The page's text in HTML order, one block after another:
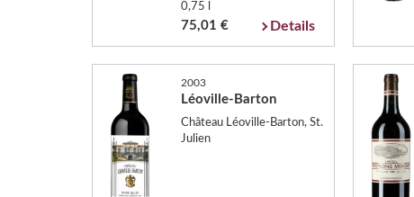
0,75 l
75,01 € Details
2003
Léoville-Barton
Château Léoville-Barton, St.
Julien